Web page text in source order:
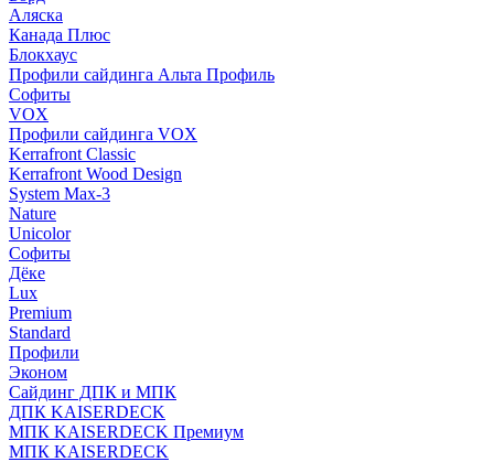
Аляска
Канада Плюс
Блокхаус
Профили сайдинга Альта Профиль
Софиты
VOX
Профили сайдинга VOX
Kerrafront Classic
Kerrafront Wood Design
System Max-3
Nature
Unicolor
Софиты
Дёке
Lux
Premium
Standard
Профили
Эконом
Сайдинг ДПК и МПК
ДПК KAISERDECK
МПК KAISERDECK Премиум
МПК KAISERDECK